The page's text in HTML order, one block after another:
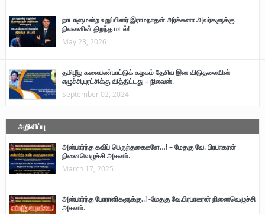
நாடாளுமன்ற உறுப்பினர் இராமநாதன் அர்ச்சுனா அவர்களுக்கு
நிலவனின் திறந்த மடல்!
May 23, 2026
தமிழீழ கலைபண்பாட்டுக் கழகம் தேசிய இன விடுதலையின்
எழுச்சி,புரட்சிக்கு வித்திட்டது – நிலவன்.
September 02, 2024
அறிவிப்பு
அன்பார்ந்த கவிப் பெருந்தகைகளே…! – மேதகு வே. பிரபாகரன்
நினைவெழுச்சி அகவம்.
March 17, 2025
அன்பார்ந்த போராளிகளுக்கு..! -மேதகு வே.பிரபாகரன் நினைவெழுச்சி
அகவம்.